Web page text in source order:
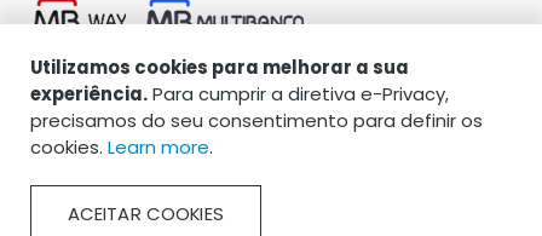
Utilizamos cookies para melhorar a sua
experiência.Para cumprir a diretiva e-Privacy,
precisamos do seu consentimento para definir os
cookies. Learn more.
ACEITAR COOKIES